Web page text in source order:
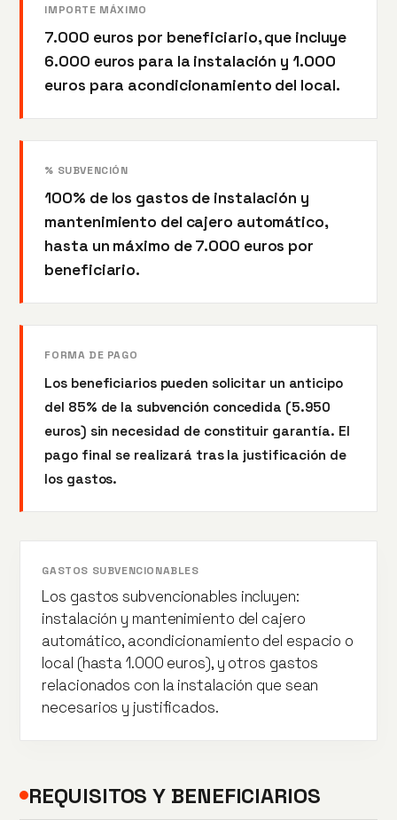
IMPORTE MÁXIMO
7.000 euros por beneficiario, que incluye
6.000 euros para la instalación y 1.000
euros para acondicionamiento del local.
% SUBVENCIÓN
100% de los gastos de instalación y
mantenimiento del cajero automático,
hasta un máximo de 7.000 euros por
beneficiario.
FORMA DE PAGO
Los beneficiarios pueden solicitar un anticipo
del 85% de la subvención concedida (5.950
euros) sin necesidad de constituir garantía. El
pago final se realizará tras la justificación de
los gastos.
GASTOS SUBVENCIONABLES
Los gastos subvencionables incluyen:
instalación y mantenimiento del cajero
automático, acondicionamiento del espacio o
local (hasta 1.000 euros), y otros gastos
relacionados con la instalación que sean
necesarios y justificados.
REQUISITOS Y BENEFICIARIOS